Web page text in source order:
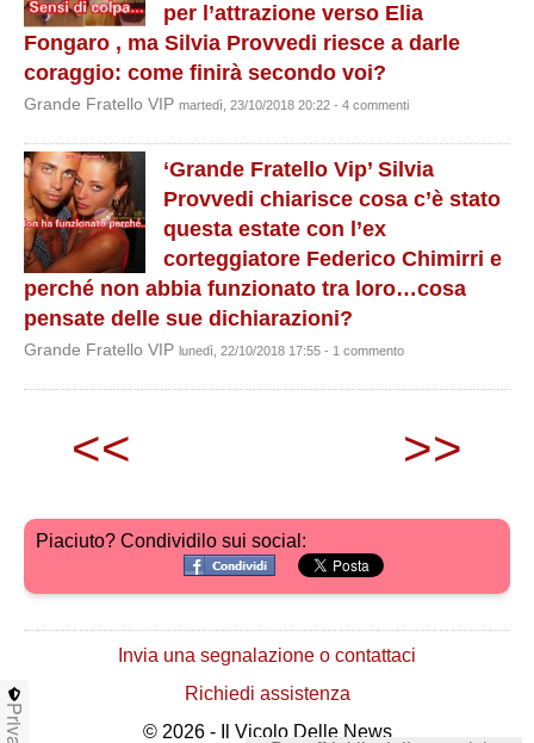
per l’attrazione verso Elia
Fongaro , ma Silvia Provvedi riesce a darle
coraggio: come finirà secondo voi?
Grande Fratello VIP martedì, 23/10/2018 20:22 - 4 commenti
‘Grande Fratello Vip’ Silvia
Provvedi chiarisce cosa c’è stato
questa estate con l’ex
corteggiatore Federico Chimirri e
perché non abbia funzionato tra loro…cosa
pensate delle sue dichiarazioni?
Grande Fratello VIP lunedì, 22/10/2018 17:55 - 1 commento
<< >>
Piaciuto? Condividilo sui social:
Invia una segnalazione o contattaci
Richiedi assistenza
© 2026 - Il Vicolo Delle News